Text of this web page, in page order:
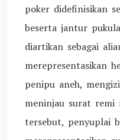
poker didefinisikan
beserta jantur
diartikan sebagai
merepresentasikan
penipu aneh,
meninjau surat remi
tersebut, penyuplai